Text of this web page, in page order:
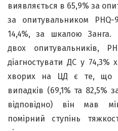
виявляється в 65,9% за
за опитувальником
14,4%, за шкалою Занга.
двох опитувальників,
діагностувати ДС у 74,3%
хворих на ЦД є те, що в
випадків (69,1% та 82,5%
відповідно) він мав
помірний ступінь